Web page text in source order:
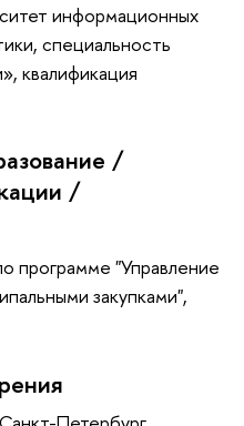
информационных
специальность
квалификация
/
/
программе "Управление
закупками",